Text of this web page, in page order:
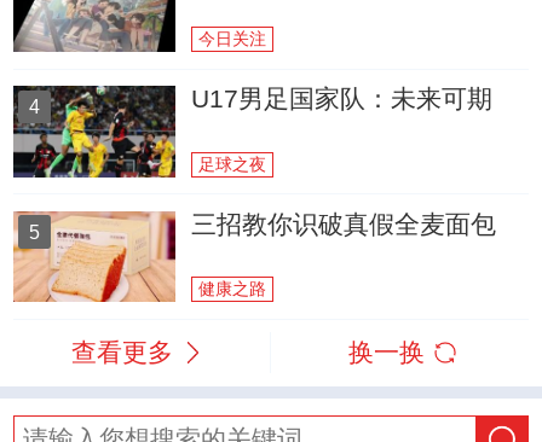
今日关注
4 U17男足国家队：未来可期
足球之夜
5 三招教你识破真假全麦面包
健康之路
查看更多 换一换